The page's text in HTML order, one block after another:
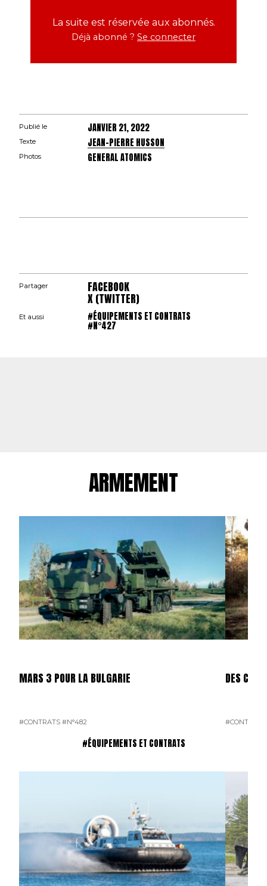
La suite est réservée aux abonnés.
Déjà abonné ? Se connecter
Publié le JANVIER 21, 2022
Texte JEAN-PIERRE HUSSON
Photos GENERAL ATOMICS
Partager FACEBOOK
X (TWITTER)
Et aussi #ÉQUIPEMENTS ET CONTRATS
#N°427
ARMEMENT
MARS 3 POUR LA BULGARIE
#CONTRATS #N°482
DES
#CONTRATS
#ÉQUIPEMENTS ET CONTRATS